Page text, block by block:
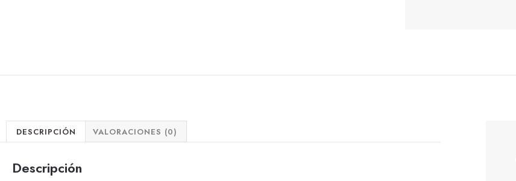
DESCRIPCIÓN VALORACIONES (0)
Descripción